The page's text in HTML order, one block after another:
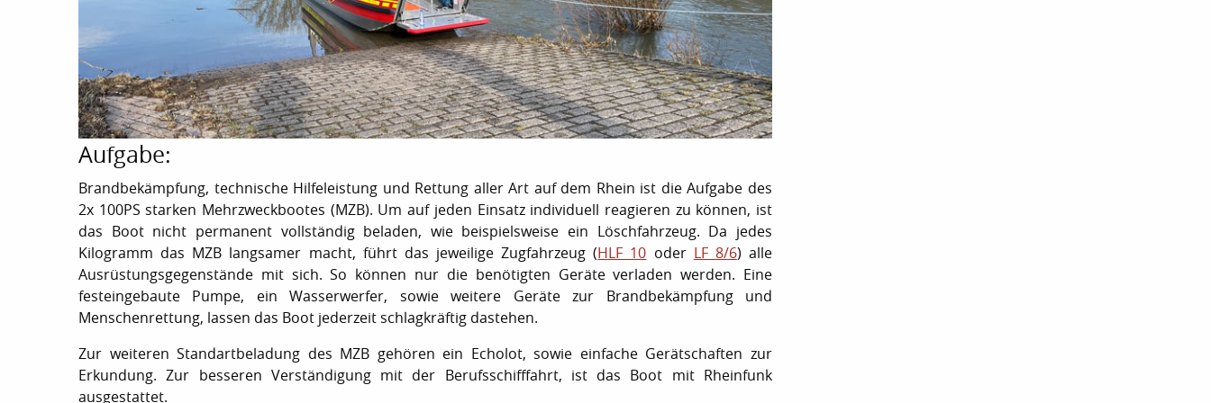
Aufgabe:
Brandbekämpfung, technische Hilfeleistung und Rettung aller Art auf dem Rhein ist die Aufgabe des
2x 100PS starken Mehrzweckbootes (MZB). Um auf jeden Einsatz individuell reagieren zu können, ist
das Boot nicht permanent vollständig beladen, wie beispielsweise ein Löschfahrzeug. Da jedes
Kilogramm das MZB langsamer macht, führt das jeweilige Zugfahrzeug (HLF 10 oder LF 8/6) alle
Ausrüstungsgegenstände mit sich. So können nur die benötigten Geräte verladen werden. Eine
festeingebaute Pumpe, ein Wasserwerfer, sowie weitere Geräte zur Brandbekämpfung und
Menschenrettung, lassen das Boot jederzeit schlagkräftig dastehen.
Zur weiteren Standartbeladung des MZB gehören ein Echolot, sowie einfache Gerätschaften zur
Erkundung. Zur besseren Verständigung mit der Berufsschifffahrt, ist das Boot mit Rheinfunk
ausgestattet.